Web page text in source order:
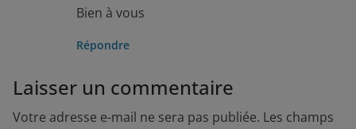
Bien à vous
Répondre
Laisser un commentaire
Votre adresse e-mail ne sera pas publiée. Les champs